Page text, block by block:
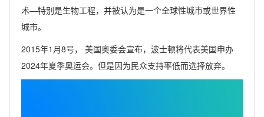
术—特别是生物工程，并被认为是一个全球性城市或世界性
城市。
2015年1月8号， 美国奥委会宣布，波士顿将代表美国申办
2024年夏季奥运会。但是因为民众支持率低而选择放弃。